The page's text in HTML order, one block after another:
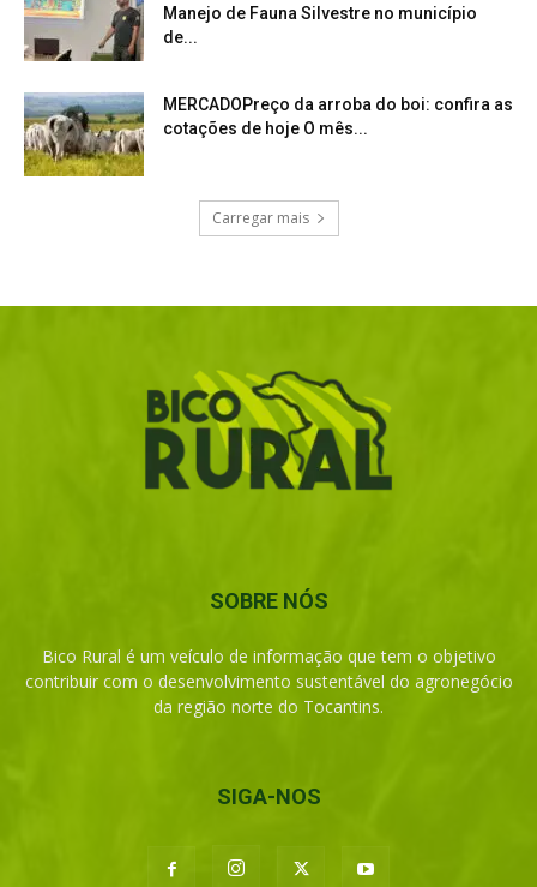
Manejo de Fauna Silvestre no município
de...
MERCADOPreço da arroba do boi: confira as
cotações de hoje O mês...
Carregar mais
SOBRE NÓS
Bico Rural é um veículo de informação que tem o objetivo
contribuir com o desenvolvimento sustentável do agronegócio
da região norte do Tocantins.
SIGA-NOS